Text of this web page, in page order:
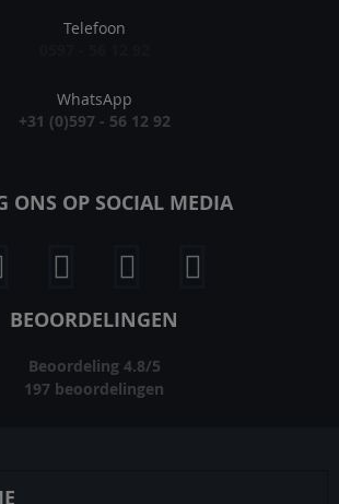
Telefoon
WhatsApp
+31 (0)597 - 56 12 92
ONS OP SOCIAL MEDIA
BEOORDELINGEN
Beoordeling 4.8/5
197 beoordelingen